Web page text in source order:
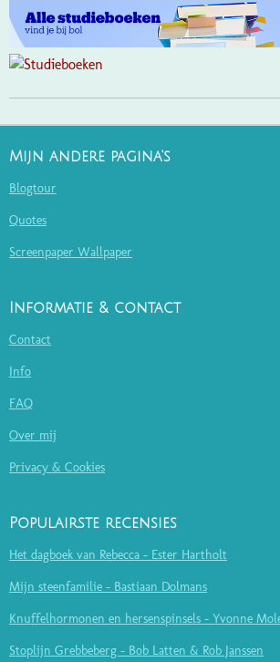
Mijn andere pagina's
Blogtour
Quotes
Screenpaper Wallpaper
Informatie & contact
Contact
Info
FAQ
Over mij
Privacy & Cookies
Populairste recensies
Het dagboek van Rebecca - Ester Hartholt
Mijn steenfamilie - Bastiaan Dolmans
Knuffelhormonen en hersenspinsels - Yvonne
Stoplijn Grebbeberg - Bob Latten & Rob Janssen